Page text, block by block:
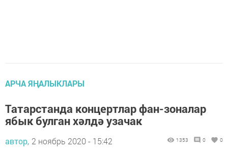
АРЧА ЯҢАЛЫКЛАРЫ
Татарстанда концертлар фан-зоналар
ябык булган хәлдә узачак
автор, 2 ноябрь 2020 - 15:42 1353 0 0